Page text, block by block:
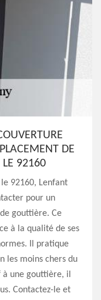
DE
LE 92160
92160, Lenfant
pour un
gouttière. Ce
à la qualité de ses
Il pratique
les moins chers du
une gouttière, il
Contactez-le et